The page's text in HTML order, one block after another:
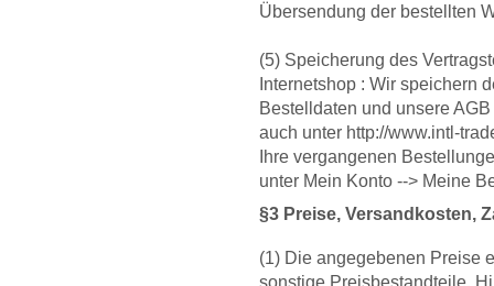
Übersendung der bestellten
(5) Speicherung des
Internetshop : Wir speichern
Bestelldaten und unsere
auch unter http://www.intl-
Ihre vergangenen
unter Mein Konto --> Meine
§3 Preise, Versandkosten,
(1) Die angegebenen Preise
sonstige Preisbestandteile.